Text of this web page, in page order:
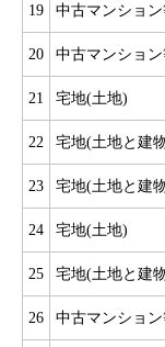
19 中古マンショ
20 中古マンショ
21 宅地(土地)
22 宅地(土地と建
23 宅地(土地と建
24 宅地(土地)
25 宅地(土地と建
26 中古マンショ